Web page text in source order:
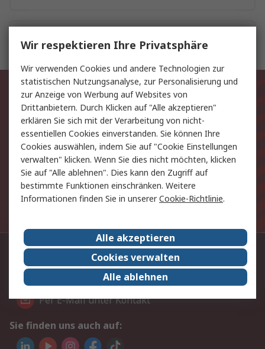
Heizelemente
Exklusiv für Sie unsere neuesten
Produkte und Angebote
E-Mail-Anschrift
Anmelden
Die personenbezogenen Daten, die Sie uns bei
Anmeldung zur Verfügung stellen, werden gemäss der
Kontaktieren Sie uns:
+41 (44) 28 36 190
Per E-Mail unter Kontakt
Sie finden uns auch auf:
Wir respektieren Ihre Privatsphäre
Wir verwenden Cookies und andere Technologien zur
statistischen Nutzungsanalyse, zur Personalisierung und
zur Anzeige von Werbung auf Websites von
Drittanbietern. Durch Klicken auf "Alle akzeptieren"
erklären Sie sich mit der Verarbeitung von nicht-
essentiellen Cookies einverstanden. Sie können Ihre
Cookies auswählen, indem Sie auf "Cookie Einstellungen
verwalten" klicken. Wenn Sie dies nicht möchten, klicken
Sie auf "Alle ablehnen". Dies kann den Zugriff auf
bestimmte Funktionen einschränken. Weitere
Informationen finden Sie in unsererCookie-Richtlinie.
Alle akzeptieren
Cookies verwalten
Alle ablehnen